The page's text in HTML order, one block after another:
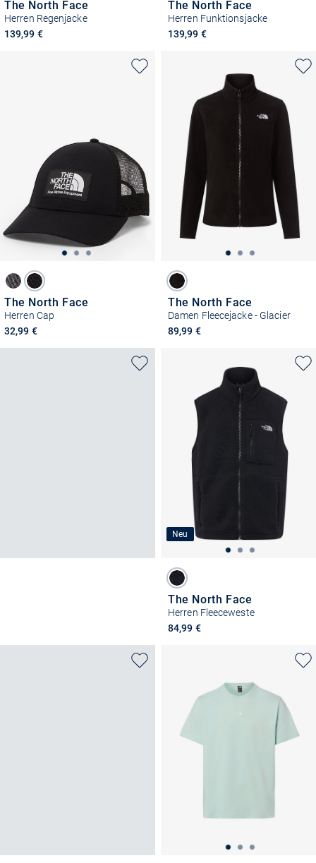
The North Face
Herren Regenjacke
139,99 €
The North Face
Herren Funktionsjacke
139,99 €
The North Face
Herren Cap
32,99 €
The North Face
Damen Fleecejacke - Glacier
89,99 €
Neu
The North Face
Herren Fleeceweste
84,99 €